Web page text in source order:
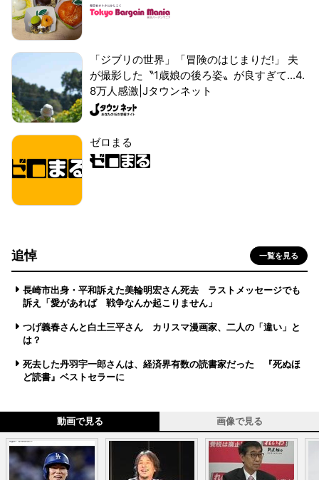
「ジブリの世界」「冒険のはじまりだ!」 夫
が撮影した〝1歳娘の後ろ姿〟が良すぎて...4.
8万人感激|Jタウンネット
ゼロまる
追悼 一覧を見る
長崎市出身・平和訴えた美輪明宏さん死去 ラストメッセージでも
訴え「愛があれば 戦争なんか起こりません」
つげ義春さんと白土三平さん カリスマ漫画家、二人の「違い」と
は？
死去した丹羽宇一郎さんは、経済界有数の読書家だった 『死ぬほ
ど読書』ベストセラーに
動画で見る 画像で見る